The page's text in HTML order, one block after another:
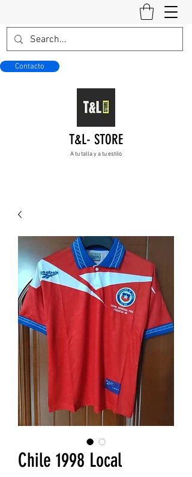
Contacto
T&L- STORE
A tu talla y a tu estilo
Chile 1998 Local